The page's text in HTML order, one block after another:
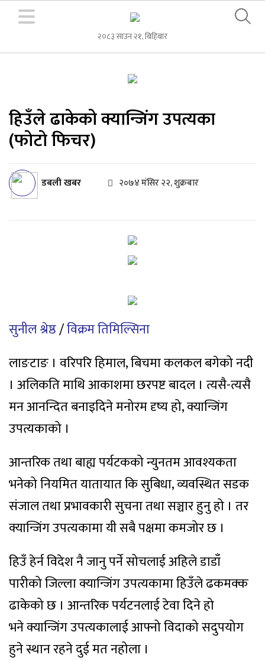
२०८३ साउन २१, बिहिबार
हिउँले ढाकेको क्यान्जिंग उपत्यका
(फोटो फिचर)
डबली खबर २०७४ मंसिर २२, शुक्रबार
सुनील श्रेष्ठ/विक्रम तिमिल्सिना
लाङटाङ । वरिपरि हिमाल, बिचमा कलकल बगेको नदी
। अलिकति माथि आकाशमा छरपष्ट बादल । त्यसै-त्यसै
मन आनन्दित बनाइदिने मनोरम दृष्य हो, क्यान्जिंग
उपत्यकाको ।
आन्तरिक तथा बाह्य पर्यटकको न्युनतम आवश्यकता
भनेको नियमित यातायात कि सुबिधा, व्यवस्थित सडक
संजाल तथा प्रभावकारी सुचना तथा सञ्चार हुनु हो । तर
क्यान्जिंग उपत्यकामा यी सबै पक्षमा कमजोर छ ।
हिउँ हेर्न विदेश नै जानु पर्ने सोचलाई अहिले डाडाँ
पारीको जिल्ला क्यान्जिंग उपत्यकामा हिउँले ढकमक्क
ढाकेको छ । आन्तरिक पर्यटनलाई टेवा दिने हो
भने क्यान्जिंग उपत्यकालाई आफ्नो विदाको सदुपयोग
हुने स्थान रहने दुई मत नहोला ।